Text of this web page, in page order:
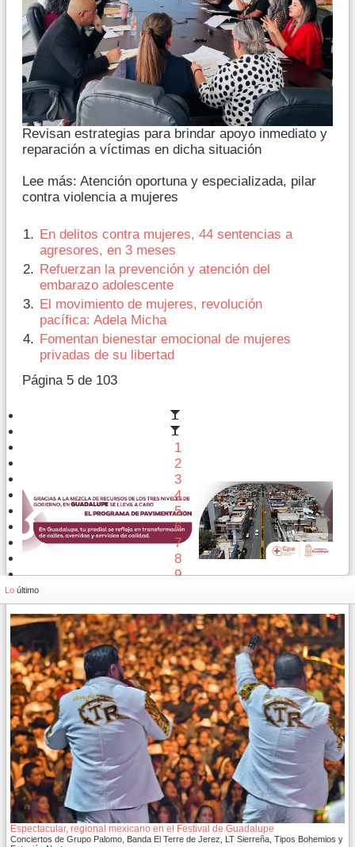
Revisan estrategias para brindar apoyo inmediato y
reparación a víctimas en dicha situación
Lee más: Atención oportuna y especializada, pilar
contra violencia a mujeres
En delitos contra mujeres, 44 sentencias a
agresores, en 3 meses
Refuerzan la prevención y atención del
embarazo adolescente
El movimiento de mujeres, revolución
pacífica: Adela Micha
Fomentan bienestar emocional de mujeres
privadas de su libertad
Página 5 de 103
1
2
3
4
5
6
7
8
9
Lo último
Espectacular, regional mexicano en el Festival de Guadalupe
Conciertos de Grupo Palomo, Banda El Terre de Jerez, LT Sierreña, Tipos Bohemios y